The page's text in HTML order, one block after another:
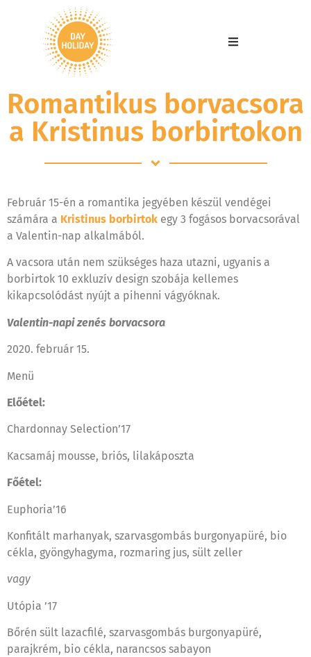
Romantikus borvacsora
a Kristinus borbirtokon
Február 15-én a romantika jegyében készül vendégei
számára a Kristinus borbirtok egy 3 fogásos borvacsorával
a Valentin-nap alkalmából.
A vacsora után nem szükséges haza utazni, ugyanis a
borbirtok 10 exkluzív design szobája kellemes
kikapcsolódást nyújt a pihenni vágyóknak.
Valentin-napi zenés borvacsora
2020. február 15.
Menü
Előétel:
Chardonnay Selection’17
Kacsamáj mousse, briós, lilakáposzta
Főétel:
Euphoria’16
Konfitált marhanyak, szarvasgombás burgonyapüré, bio
cékla, gyöngyhagyma, rozmaring jus, sült zeller
vagy
Utópia ’17
Bőrén sült lazacfilé, szarvasgombás burgonyapüré,
parajkrém, bio cékla, narancsos sabayon